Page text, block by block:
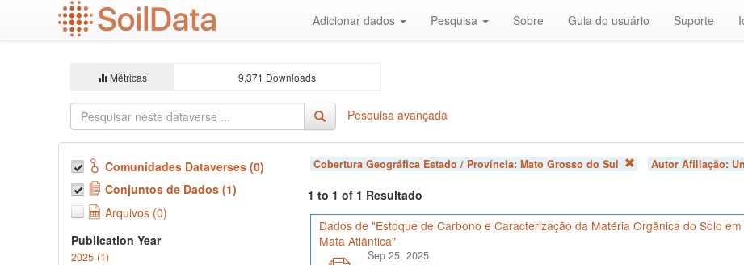
Adicionar dados Pesquisa Sobre Guia do usuário Suporte
Métricas 9,371 Downloads
Pesquisa avançada
Comunidades Dataverses (0)
Conjuntos de Dados (1)
Arquivos (0)
Publication Year
2025 (1)
Cobertura Geográfica Estado / Província: Mato Grosso do Sul Autor Afiliação:
1 to 1 of 1 Resultado
Dados de "Estoque de Carbono e Caracterização da Matéria Orgânica do Solo
Mata Atlântica"
Sep 25, 2025